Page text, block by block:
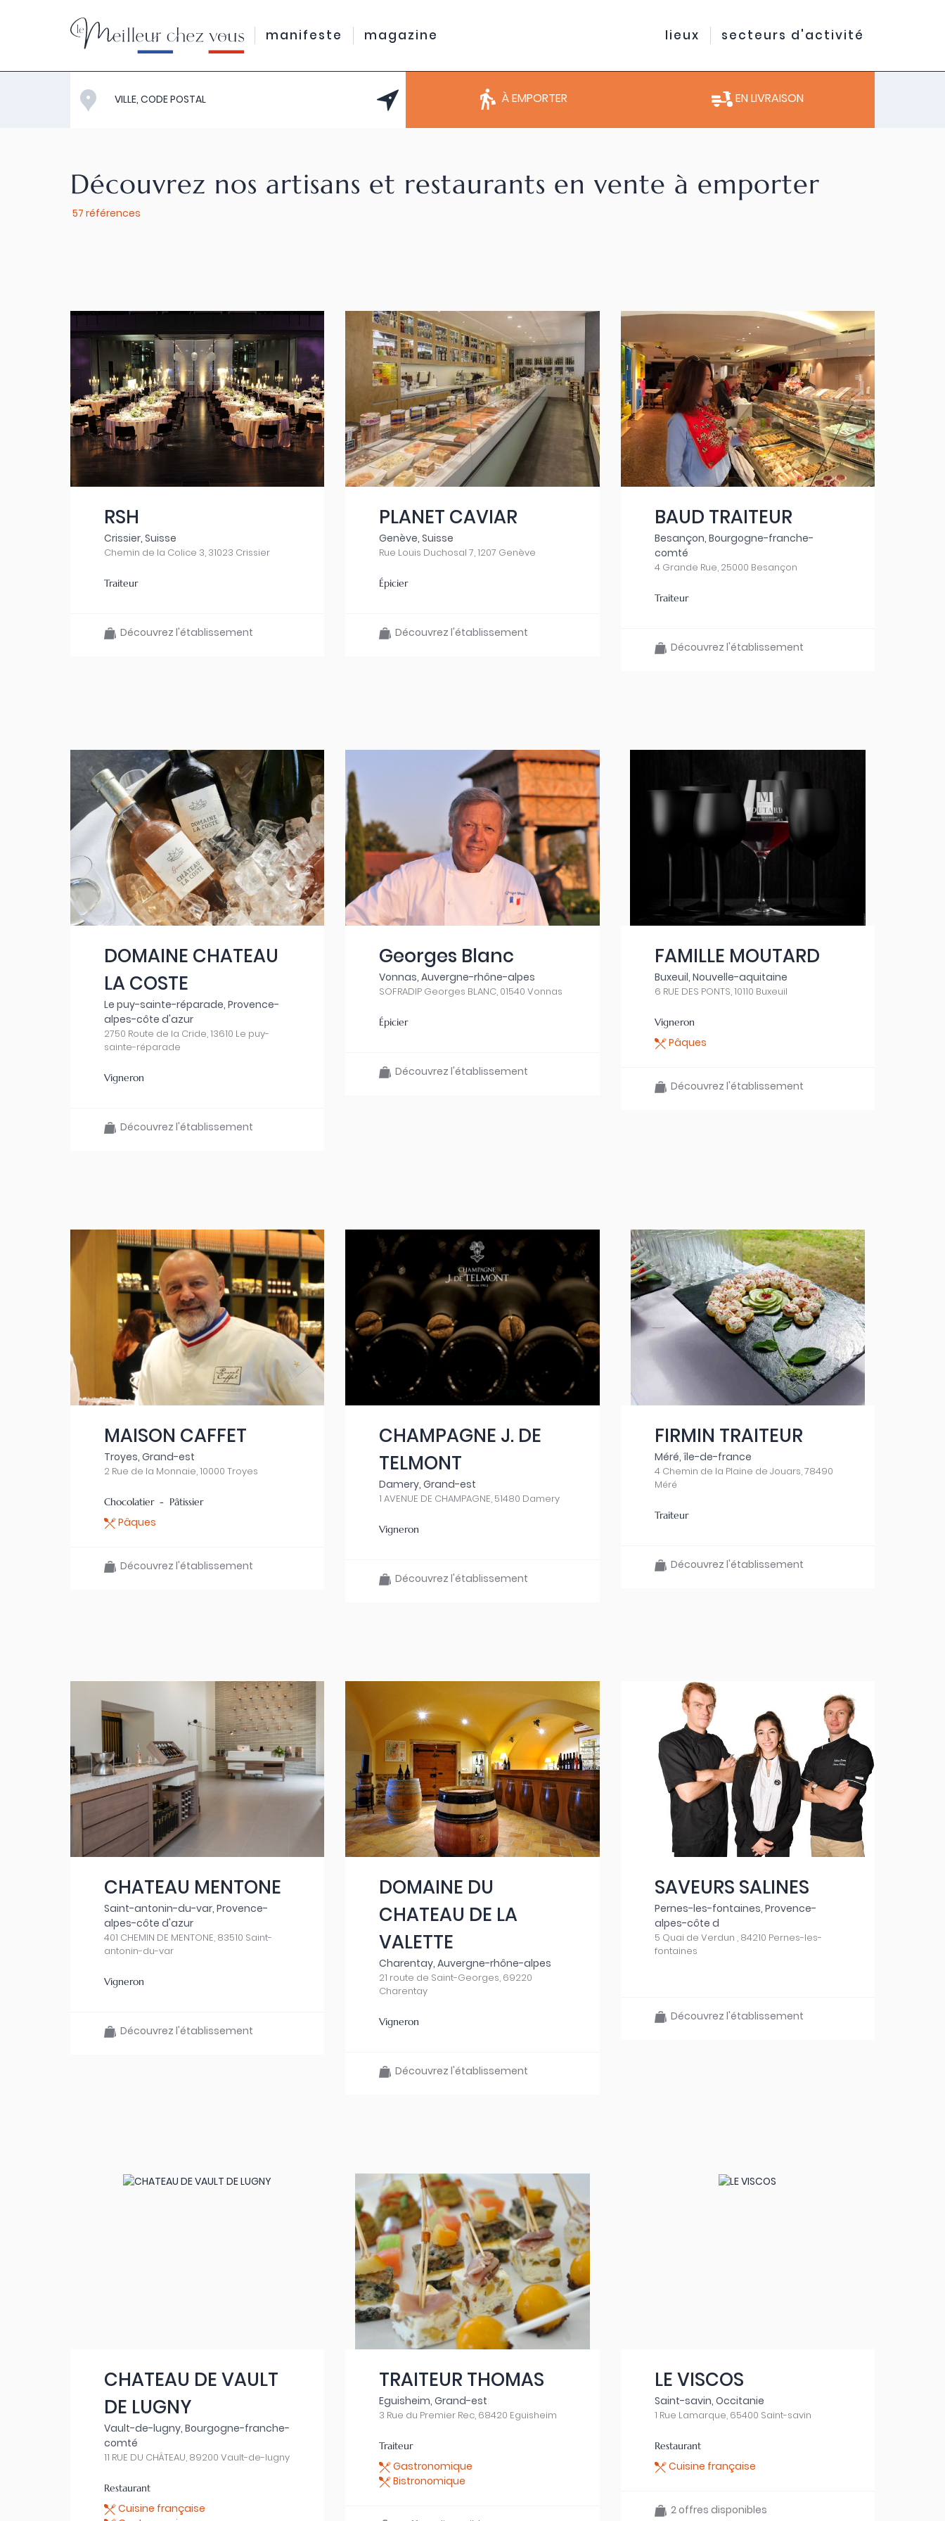
manifeste magazine lieux secteurs d'activité
À EMPORTER EN LIVRAISON
Découvrez nos artisans et restaurants en vente à emporter
57 références
RSH
Crissier, Suisse
Chemin de la Colice 3, 31023 Crissier
Traiteur
Découvrez l'établissement
PLANET CAVIAR
Genève, Suisse
Rue Louis Duchosal 7, 1207 Genève
Épicier
Découvrez l'établissement
BAUD TRAITEUR
Besançon, Bourgogne-franche-
comté
4 Grande Rue, 25000 Besançon
Traiteur
Découvrez l'établissement
DOMAINE CHATEAU
LA COSTE
Le puy-sainte-réparade, Provence-
alpes-côte d'azur
2750 Route de la Cride, 13610 Le puy-
sainte-réparade
Vigneron
Découvrez l'établissement
Georges Blanc
Vonnas, Auvergne-rhône-alpes
SOFRADIP Georges BLANC, 01540 Vonnas
Épicier
Découvrez l'établissement
FAMILLE MOUTARD
Buxeuil, Nouvelle-aquitaine
6 RUE DES PONTS, 10110 Buxeuil
Vigneron
Pâques
Découvrez l'établissement
MAISON CAFFET
Troyes, Grand-est
2 Rue de la Monnaie, 10000 Troyes
Chocolatier - Pâtissier
Pâques
Découvrez l'établissement
CHAMPAGNE J. DE
TELMONT
Damery, Grand-est
1 AVENUE DE CHAMPAGNE, 51480 Damery
Vigneron
Découvrez l'établissement
FIRMIN TRAITEUR
Méré, île-de-france
4 Chemin de la Plaine de Jouars, 78490
Méré
Traiteur
Découvrez l'établissement
CHATEAU MENTONE
Saint-antonin-du-var, Provence-
alpes-côte d'azur
401 CHEMIN DE MENTONE, 83510 Saint-
antonin-du-var
Vigneron
Découvrez l'établissement
DOMAINE DU
CHATEAU DE LA
VALETTE
Charentay, Auvergne-rhône-alpes
21 route de Saint-Georges, 69220
Charentay
Vigneron
Découvrez l'établissement
SAVEURS SALINES
Pernes-les-fontaines, Provence-
alpes-côte d
5 Quai de Verdun , 84210 Pernes-les-
fontaines
Découvrez l'établissement
CHATEAU DE VAULT
DE LUGNY
Vault-de-lugny, Bourgogne-franche-
comté
11 RUE DU CHÂTEAU, 89200 Vault-de-lugny
Restaurant
Cuisine française
TRAITEUR THOMAS
Eguisheim, Grand-est
3 Rue du Premier Rec, 68420 Eguisheim
Traiteur
Gastronomique
Bistronomique
LE VISCOS
Saint-savin, Occitanie
1 Rue Lamarque, 65400 Saint-savin
Restaurant
Cuisine française
2 offres disponibles